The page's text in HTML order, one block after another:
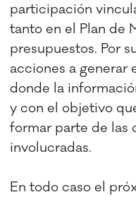
participación
tanto en el Plan de
presupuestos. Por
acciones a generar
donde la
y con el objetivo
formar parte de las
involucradas.
En todo caso el